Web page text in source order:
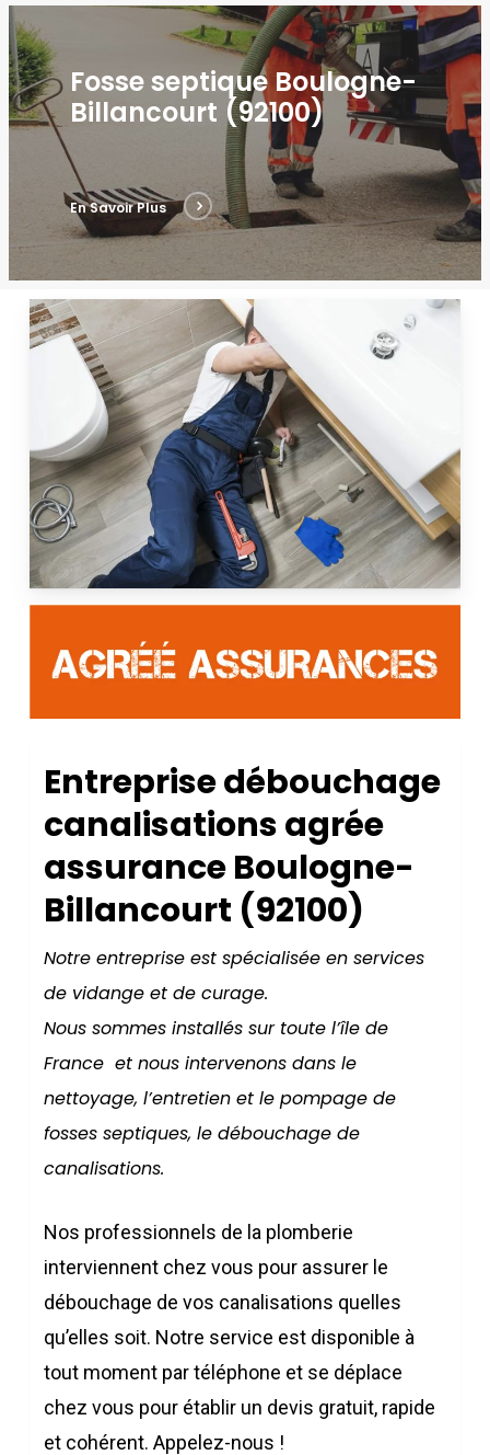
Fosse septique Boulogne-
Billancourt (92100)
En Savoir Plus
Entreprise débouchage
canalisations agrée
assurance Boulogne-
Billancourt (92100)
Notre entreprise est spécialisée en services
de vidange et de curage.
Nous sommes installés sur toute l’île de
France et nous intervenons dans le
nettoyage, l’entretien et le pompage de
fosses septiques, le débouchage de
canalisations.
Nos professionnels de la plomberie
interviennent chez vous pour assurer le
débouchage de vos canalisations quelles
qu’elles soit. Notre service est disponible à
tout moment par téléphone et se déplace
chez vous pour établir un devis gratuit, rapide
et cohérent. Appelez-nous !